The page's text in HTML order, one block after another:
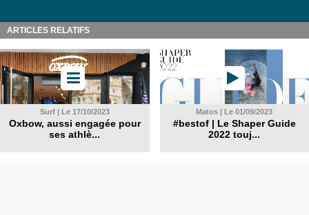
ARTICLES RELATIFS
Surf | Le 17/10/2023
Oxbow, aussi engagée pour
ses athlè...
Matos | Le 01/09/2023
#bestof | Le Shaper Guide
2022 touj...